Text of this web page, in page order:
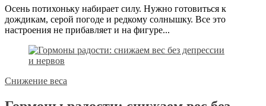
Осень потихоньку набирает силу. Нужно готовиться к
дождикам, серой погоде и редкому солнышку. Все это
настроения не прибавляет и на фигуре...
Снижение веса